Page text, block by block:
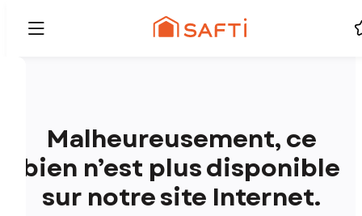
Malheureusement, ce
bien n’est plus disponible
sur notre site Internet.